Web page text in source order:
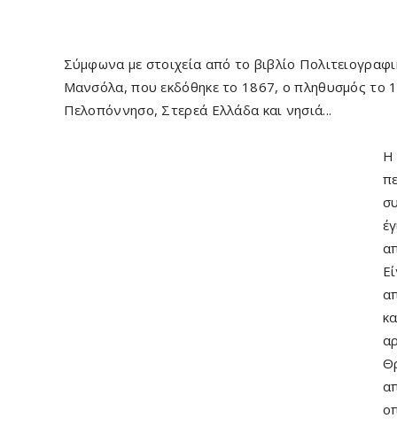
Σύμφωνα με στοιχεία από το βιβλίο
Μανσόλα, που εκδόθηκε το 1867, ο πληθυσμός το
Πελοπόννησο, Στερεά Ελλάδα και νησιά...
Η